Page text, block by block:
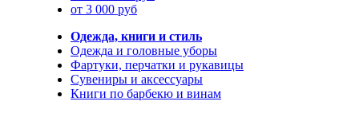
от 3 000 руб
Одежда, книги и стиль
Одежда и головные уборы
Фартуки, перчатки и рукавицы
Сувениры и аксессуары
Книги по барбекю и винам